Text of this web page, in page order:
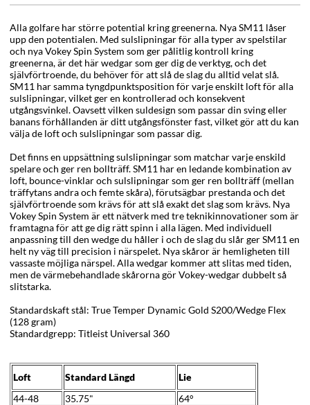
Alla golfare har större potential kring greenerna. Nya SM11 låser
upp den potentialen. Med sulslipningar för alla typer av spelstilar
och nya Vokey Spin System som ger pålitlig kontroll kring
greenerna, är det här wedgar som ger dig de verktyg, och det
självförtroende, du behöver för att slå de slag du alltid velat slå.
SM11 har samma tyngdpunktsposition för varje enskilt loft för alla
sulslipningar, vilket ger en kontrollerad och konsekvent
utgångsvinkel. Oavsett vilken suldesign som passar din sving eller
banans förhållanden är ditt utgångsfönster fast, vilket gör att du kan
välja de loft och sulslipningar som passar dig.
Det finns en uppsättning sulslipningar som matchar varje enskild
spelare och ger ren bollträff. SM11 har en ledande kombination av
loft, bounce-vinklar och sulslipningar som ger ren bollträff (mellan
träffytans andra och femte skåra), förutsägbar prestanda och det
självförtroende som krävs för att slå exakt det slag som krävs. Nya
Vokey Spin System är ett nätverk med tre teknikinnovationer som är
framtagna för att ge dig rätt spinn i alla lägen. Med individuell
anpassning till den wedge du håller i och de slag du slår ger SM11 en
helt ny väg till precision i närspelet. Nya skåror är hemligheten till
vassaste möjliga närspel. Alla wedgar kommer att slitas med tiden,
men de värmebehandlade skårorna gör Vokey-wedgar dubbelt så
slitstarka.
Standardskaft stål: True Temper Dynamic Gold S200/Wedge Flex
(128 gram)
Standardgrepp: Titleist Universal 360
Loft Standard Längd
Lie
44-48
35.75"
64°